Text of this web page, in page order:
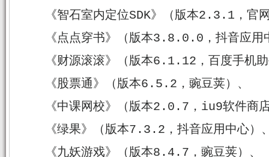
《智石室内定位SDK》（版本2.3.1，官
《点点穿书》（版本3.8.0.0，抖音应用
《财源滚滚》（版本6.1.12，百度手机
《股票通》（版本6.5.2，豌豆荚）、
《中课网校》（版本2.0.7，iu9软件商
《绿果》（版本7.3.2，抖音应用中心）
《九妖游戏》（版本8.4.7，豌豆荚）、